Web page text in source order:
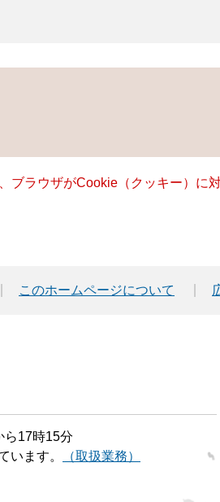
ラウザがCookie（クッキー）に
このホームページについて
ら17時15分
います。
（取扱業務）